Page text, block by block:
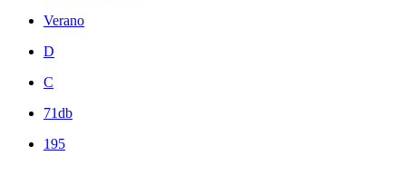
Verano
D
C
71db
195